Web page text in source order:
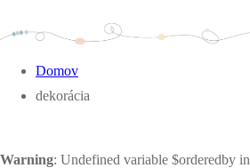
Domov
dekorácia
Warning: Undefined variable $orderedby in